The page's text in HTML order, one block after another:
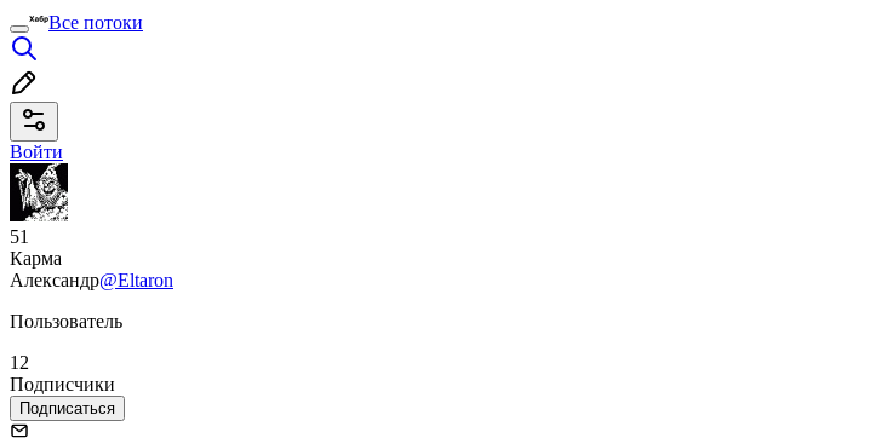
Все потоки
Войти
51
Карма
Александр@Eltaron
Пользователь
12
Подписчики
Подписаться